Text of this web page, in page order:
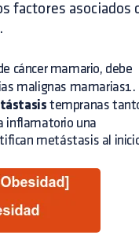
factores asociados
cáncer mamario, debe
malignas mamarias1.
tempranas
inflamatorio una
metástasis al